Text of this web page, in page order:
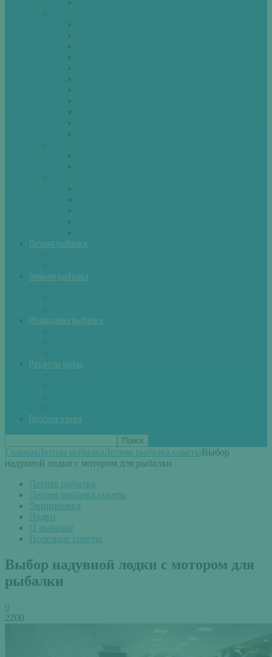
Летняя рыбалка
Зимняя рыбалка
Подводная рыбалка
Рецепты рыбы
Прогноз клева
ГлавнаяЛетняя рыбалкаЛетняя рыбалка советыВыбор
надувной лодки с мотором для рыбалки
Летняя рыбалка
Летняя рыбалка советы
Экипировка
Лодки
О рыбалке
Полезные советы
Выбор надувной лодки с мотором для
рыбалки
0
2200